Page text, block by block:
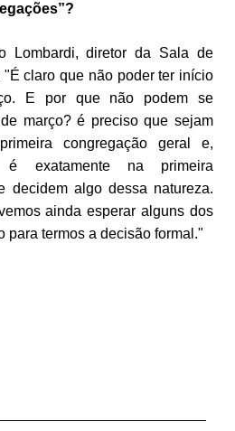
Lombardi, diretor da Sala de
"É claro que não poder ter início
E por que não podem se
março? é preciso que sejam
congregação geral e,
é exatamente na primeira
decidem algo dessa natureza.
ainda esperar alguns dos
para termos a decisão formal."